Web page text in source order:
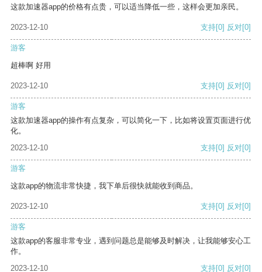
这款加速器app的价格有点贵，可以适当降低一些，这样会更加亲民。
2023-12-10 支持[0] 反对[0]
游客
超棒啊 好用
2023-12-10 支持[0] 反对[0]
游客
这款加速器app的操作有点复杂，可以简化一下，比如将设置页面进行优
化。
2023-12-10
支持[0] 反对[0]
游客
这款app的物流非常快捷，我下单后很快就能收到商品。
2023-12-10 支持[0] 反对[0]
游客
这款app的客服非常专业，遇到问题总是能够及时解决，让我能够安心工
作。
2023-12-10
支持[0] 反对[0]